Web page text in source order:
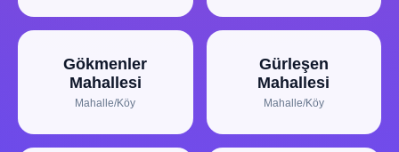
Gökmenler
Mahallesi
Mahalle/Köy
Gürleşen
Mahallesi
Mahalle/Köy